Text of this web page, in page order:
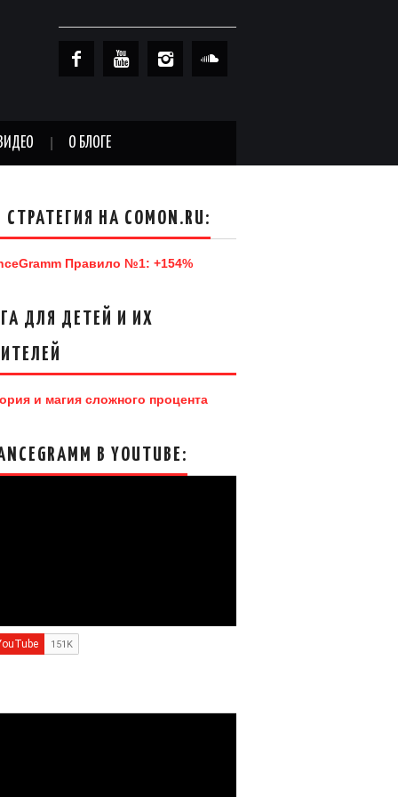
О БЛОГЕ
НА COMON.RU:
Правило №1: +154%
ДЛЯ ДЕТЕЙ И ИХ
и магия сложного процента
В YOUTUBE: